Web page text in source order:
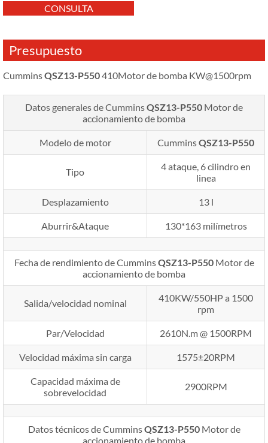
CONSULTA
Presupuesto
CumminsQSZ13-P550410Motor de bomba KW@1500rpm
Datos generales de CumminsQSZ13-P550 Motor de
accionamiento de bomba
Modelo de motor CumminsQSZ13-P550
Tipo
4 ataque, 6 cilindro en
linea
Desplazamiento 13 l
Aburrir&Ataque 130*163 milímetros
Fecha de rendimiento de CumminsQSZ13-P550 Motor de
accionamiento de bomba
Salida/velocidad nominal
410KW/550HP a 1500
rpm
Par/Velocidad 2610N.m @ 1500RPM
Velocidad máxima sin carga 1575±20RPM
Capacidad máxima de
sobrevelocidad
2900RPM
Datos técnicos de CumminsQSZ13-P550 Motor de
accionamiento de bomba